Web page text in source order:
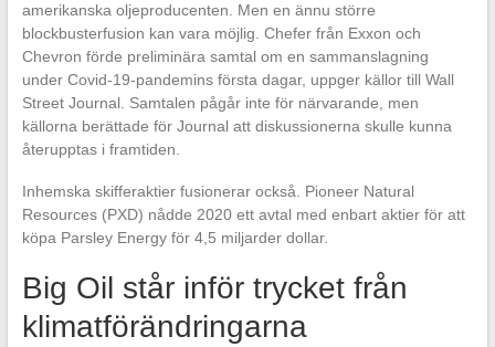
amerikanska oljeproducenten. Men en ännu större
blockbusterfusion kan vara möjlig. Chefer från Exxon och
Chevron förde preliminära samtal om en sammanslagning
under Covid-19-pandemins första dagar, uppger källor till Wall
Street Journal. Samtalen pågår inte för närvarande, men
källorna berättade för Journal att diskussionerna skulle kunna
återupptas i framtiden.
Inhemska skifferaktier fusionerar också. Pioneer Natural
Resources (PXD) nådde 2020 ett avtal med enbart aktier för att
köpa Parsley Energy för 4,5 miljarder dollar.
Big Oil står inför trycket från
klimatförändringarna